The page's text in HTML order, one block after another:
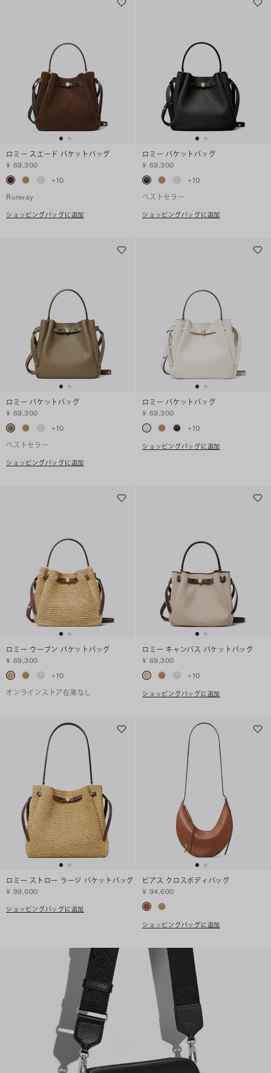
ロミー スエード バケットバッグ
¥ 69,300
+10
Runway
ショッピングバッグに追加
ロミー バケットバッグ
¥ 69,300
+10
ベストセラー
ショッピングバッグに追加
ロミー バケットバッグ
¥ 69,300
+10
ベストセラー
ショッピングバッグに追加
ロミー バケットバッグ
¥ 69,300
+10
ショッピングバッグに追加
ロミー ウーブン バケットバッグ
¥ 69,300
+10
オンラインストア在庫なし
ロミー キャンバス バケットバッグ
¥ 69,300
+10
ショッピングバッグに追加
ロミー ストロー ラージ バケットバッグ
¥ 99,000
ショッピングバッグに追加
ピアス クロスボディバッグ
¥ 94,600
ショッピングバッグに追加